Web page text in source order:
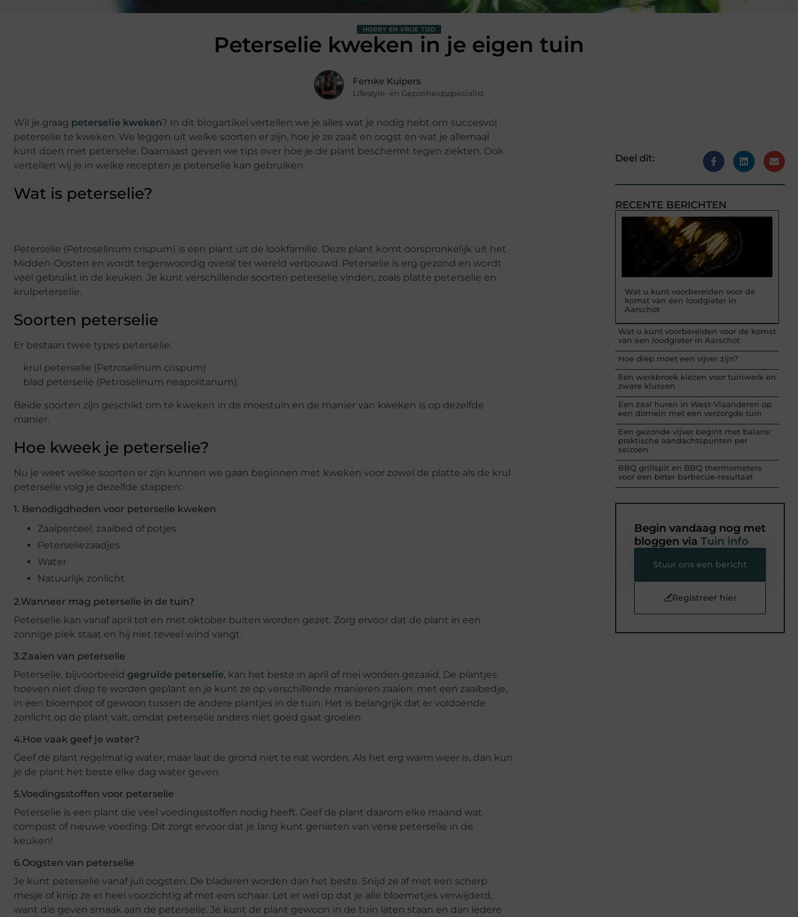
HOBBY EN VRIJE TIJD
Peterselie kweken in je eigen tuin
Femke Kuipers
Lifestyle- en Gezonheidsspecialist
Wil je graag peterselie kweken? In dit blogartikel vertellen we je alles wat je nodig hebt om succesvol
peterselie te kweken. We leggen uit welke soorten er zijn, hoe je ze zaait en oogst en wat je allemaal
kunt doen met peterselie. Daarnaast geven we tips over hoe je de plant beschermt tegen ziekten. Ook
vertellen wij je in welke recepten je peterselie kan gebruiken.
Wat is peterselie?
Peterselie (Petroselinum crispum) is een plant uit de lookfamilie. Deze plant komt oorspronkelijk uit het
Midden-Oosten en wordt tegenwoordig overal ter wereld verbouwd. Peterselie is erg gezond en wordt
veel gebruikt in de keuken. Je kunt verschillende soorten peterselie vinden, zoals platte peterselie en
krulpeterselie.
Soorten peterselie
Er bestaan twee types peterselie:
krul peterselie (Petroselinum crispum)
blad peterselie (Petroselinum neapolitanum).
Beide soorten zijn geschikt om te kweken in de moestuin en de manier van kweken is op dezelfde
manier.
Hoe kweek je peterselie?
Nu je weet welke soorten er zijn kunnen we gaan beginnen met kweken voor zowel de platte als de krul
peterselie volg je dezelfde stappen:
1. Benodigdheden voor peterselie kweken
Zaaiperceel, zaaibed of potjes
Peterseliezaadjes
Water
Natuurlijk zonlicht
2.Wanneer mag peterselie in de tuin?
Peterselie kan vanaf april tot en met oktober buiten worden gezet. Zorg ervoor dat de plant in een
zonnige plek staat en hij niet teveel wind vangt.
3.Zaaien van peterselie
Peterselie, bijvoorbeeld gegrulde peterselie, kan het beste in april of mei worden gezaaid. De plantjes
hoeven niet diep te worden geplant en je kunt ze op verschillende manieren zaaien: met een zaaibedje,
in een bloempot of gewoon tussen de andere plantjes in de tuin. Het is belangrijk dat er voldoende
zonlicht op de plant valt, omdat peterselie anders niet goed gaat groeien.
4.Hoe vaak geef je water?
Geef de plant regelmatig water, maar laat de grond niet te nat worden. Als het erg warm weer is, dan kun
je de plant het beste elke dag water geven.
5.Voedingsstoffen voor peterselie
Peterselie is een plant die veel voedingsstoffen nodig heeft. Geef de plant daarom elke maand wat
compost of nieuwe voeding. Dit zorgt ervoor dat je lang kunt genieten van verse peterselie in de
keuken!
6.Oogsten van peterselie
Je kunt peterselie vanaf juli oogsten. De bladeren worden dan het beste. Snijd ze af met een scherp
mesje of knip ze er heel voorzichtig af met een schaar. Let er wel op dat je alle bloemetjes verwijderd,
want die geven smaak aan de peterselie. Je kunt de plant gewoon in de tuin laten staan en dan iedere
Deel dit:
RECENTE BERICHTEN
Wat u kunt voorbereiden voor de
komst van een loodgieter in
Aarschot
Wat u kunt voorbereiden voor de komst
van een loodgieter in Aarschot
Hoe diep moet een vijver zijn?
Een werkbroek kiezen voor tuinwerk en
zware klussen
Een zaal huren in West-Vlaanderen op
een domein met een verzorgde tuin
Een gezonde vijver begint met balans:
praktische aandachtspunten per
seizoen
BBQ grillspit en BBQ thermometers
voor een beter barbecue-resultaat
Begin vandaag nog met
bloggen via Tuin info
Stuur ons een bericht
Registreer hier